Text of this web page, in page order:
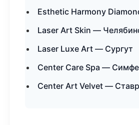
Esthetic Harmony
Laser Art Skin —
Laser Luxe Art — Сургут
Center Care Spa —
Center Art Velvet —